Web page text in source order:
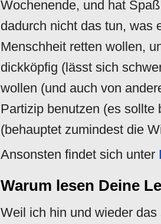
Wochenende, und hat
dadurch nicht das tun, was
Menschheit retten wollen,
dickköpfig (lässt sich
wollen (und auch von
Partizip benutzen (es
(behauptet zumindest die
Ansonsten findet sich unter
Warum lesen Deine
Weil ich hin und wieder